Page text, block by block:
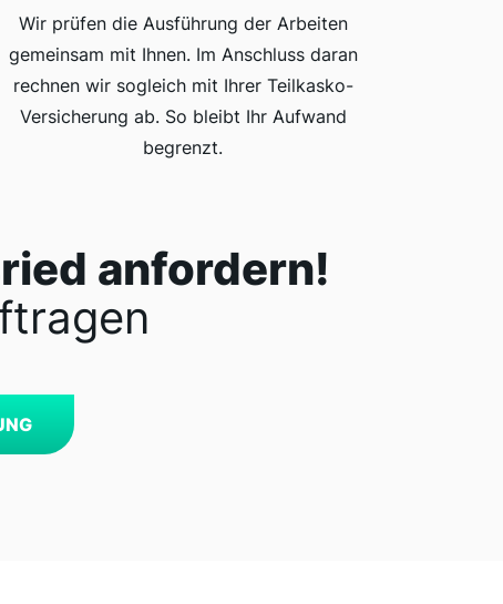
Wir prüfen die Ausführung der Arbeiten
gemeinsam mit Ihnen. Im Anschluss daran
rechnen wir sogleich mit Ihrer Teilkasko-
Versicherung ab. So bleibt Ihr Aufwand
begrenzt.
anfordern!